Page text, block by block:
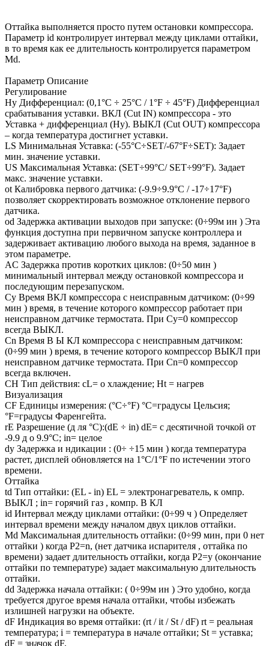
Оттайка выполняется просто путем остановки компрессора.
Параметр id контролирует интервал между циклами оттайки,
в то время как ее длительность контролируется параметром
Md.
Параметр Описание
Регулирование
Hy Дифференциал: (0,1°C ÷ 25°C / 1°F ÷ 45°F) Дифференциал
срабатывания уставки. ВКЛ (Cut IN) компрессора - это
Уставка + дифференциал (Hy). ВЫКЛ (Cut OUT) компрессора
– когда температура достигнет уставки.
LS Минимальная Уставка: (-55°C÷SET/-67°F÷SET): Задает
мин. значение уставки.
US Максимальная Уставка: (SET÷99°C/ SET÷99°F). Задает
макс. значение уставки.
ot Калибровка первого датчика: (-9.9÷9.9°C / -17÷17°F)
позволяет скорректировать возможное отклонение первого
датчика.
od Задержка активации выходов при запуске: (0÷99м ин ) Эта
функция доступна при первичном запуске контроллера и
задерживает активацию любого выхода на время, заданное в
этом параметре.
AC Задержка против коротких циклов: (0÷50 мин )
минимальный интервал между остановкой компрессора и
последующим перезапуском.
Cy Время ВКЛ компрессора с неисправным датчиком: (0÷99
мин ) время, в течение которого компрессор работает при
неисправном датчике термостата. При Cy=0 компрессор
всегда ВЫКЛ.
Cn Время В Ы КЛ компрессора с неисправным датчиком:
(0÷99 мин ) время, в течение которого компрессор ВЫКЛ при
неисправном датчике термостата. При Cn=0 компрессор
всегда включен.
CH Тип действия: cL= о хлаждение; Ht = нагрев
Визуализация
CF Единицы измерения: (°C÷°F) °C=градусы Цельсия;
°F=градусы Фаренгейта.
rE Разрешение (д ля °C):(dE ÷ in) dE= с десятичной точкой от
-9.9 д о 9.9°C; in= целое
dy Задержка и ндикации : (0÷ ÷15 мин ) когда температура
растет, дисплей обновляется на 1°C/1°F по истечении этого
времени.
Оттайка
td Тип оттайки: (EL - in) EL = электронагреватель, к омпр.
ВЫКЛ ; in= горячий газ , компр. В КЛ
id Интервал между циклами оттайки: (0÷99 ч ) Определяет
интервал времени между началом двух циклов оттайки.
Md Максимальная длительность оттайки: (0÷99 мин, при 0 нет
оттайки ) когда P2=n, (нет датчика испарителя , оттайка по
времени) задает длительность оттайки, когда P2=y (окончание
оттайки по температуре) задает максимальную длительность
оттайки.
dd Задержка начала оттайки: ( 0÷99м ин ) Это удобно, когда
требуется другое время начала оттайки, чтобы избежать
излишней нагрузки на объекте.
dF Индикация во время оттайки: (rt / it / St / dF) rt = реальная
температура; i = температура в начале оттайки; St = уставка;
dF = значок dF.